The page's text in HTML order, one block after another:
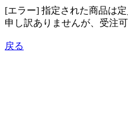
[エラー] 指定された商品は
申し訳ありませんが、受注
戻る